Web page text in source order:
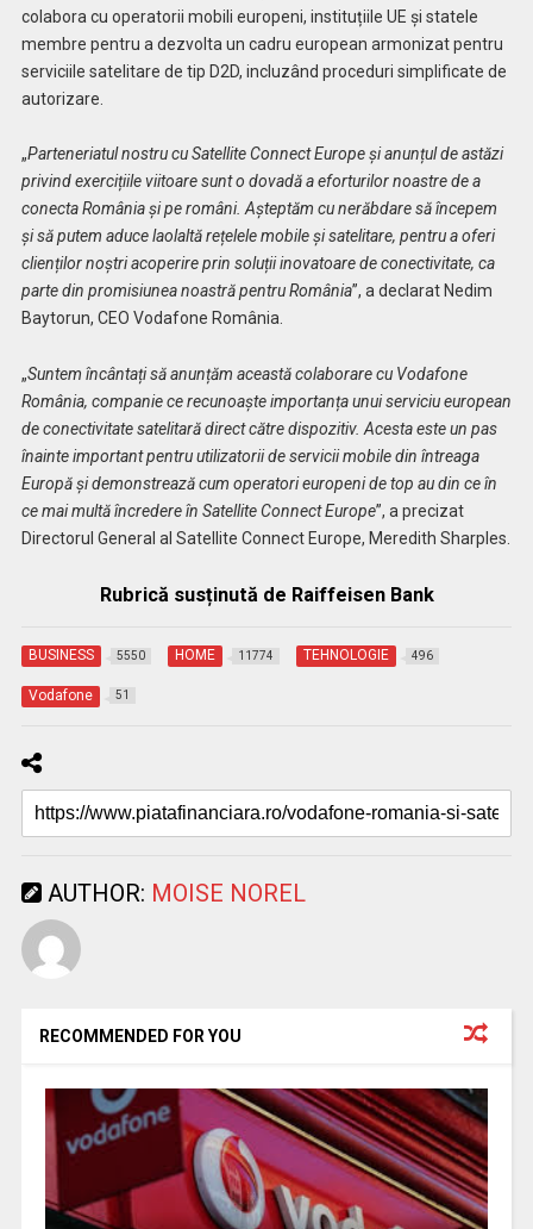
colabora cu operatorii mobili europeni, instituțiile UE și statele
membre pentru a dezvolta un cadru european armonizat pentru
serviciile satelitare de tip D2D, incluzând proceduri simplificate de
autorizare.
„Parteneriatul nostru cu Satellite Connect Europe și anunțul de astăzi
privind exercițiile viitoare sunt o dovadă a eforturilor noastre de a
conecta România și pe români. Așteptăm cu nerăbdare să începem
și să putem aduce laolaltă rețelele mobile și satelitare, pentru a oferi
clienților noștri acoperire prin soluții inovatoare de conectivitate, ca
parte din promisiunea noastră pentru România”, a declarat Nedim
Baytorun, CEO Vodafone România.
„Suntem încântați să anunțăm această colaborare cu Vodafone
România, companie ce recunoaște importanța unui serviciu european
de conectivitate satelitară direct către dispozitiv. Acesta este un pas
înainte important pentru utilizatorii de servicii mobile din întreaga
Europă și demonstrează cum operatori europeni de top au din ce în
ce mai multă încredere în Satellite Connect Europe”, a precizat
Directorul General al Satellite Connect Europe, Meredith Sharples.
Rubrică susținută de Raiffeisen Bank
BUSINESS 5550 HOME 11774 TEHNOLOGIE 496
Vodafone 51
AUTHOR: MOISE NOREL
RECOMMENDED FOR YOU